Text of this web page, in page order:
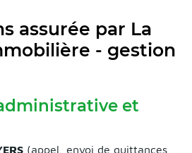
assurée par La
- gestion
et
(appel, envoi de quittances,